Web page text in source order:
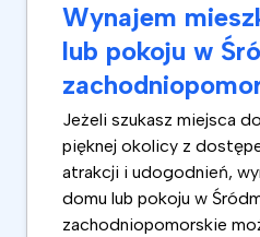
Wynajem
lub pokoju w
Jeżeli szukasz miejsca
pięknej okolicy z
atrakcji i udogodnień,
domu lub pokoju w
zachodniopomorskie